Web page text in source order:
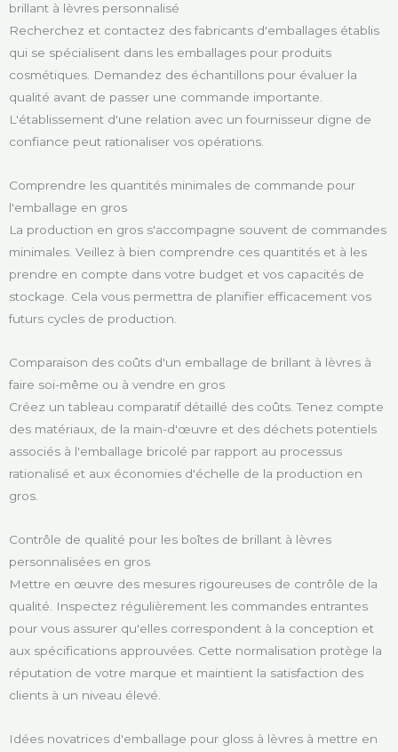
brillant à lèvres personnalisé
Recherchez et contactez des fabricants d'emballages établis
qui se spécialisent dans les emballages pour produits
cosmétiques. Demandez des échantillons pour évaluer la
qualité avant de passer une commande importante.
L'établissement d'une relation avec un fournisseur digne de
confiance peut rationaliser vos opérations.
Comprendre les quantités minimales de commande pour
l'emballage en gros
La production en gros s'accompagne souvent de commandes
minimales. Veillez à bien comprendre ces quantités et à les
prendre en compte dans votre budget et vos capacités de
stockage. Cela vous permettra de planifier efficacement vos
futurs cycles de production.
Comparaison des coûts d'un emballage de brillant à lèvres à
faire soi-même ou à vendre en gros
Créez un tableau comparatif détaillé des coûts. Tenez compte
des matériaux, de la main-d'œuvre et des déchets potentiels
associés à l'emballage bricolé par rapport au processus
rationalisé et aux économies d'échelle de la production en
gros.
Contrôle de qualité pour les boîtes de brillant à lèvres
personnalisées en gros
Mettre en œuvre des mesures rigoureuses de contrôle de la
qualité. Inspectez régulièrement les commandes entrantes
pour vous assurer qu'elles correspondent à la conception et
aux spécifications approuvées. Cette normalisation protège la
réputation de votre marque et maintient la satisfaction des
clients à un niveau élevé.
Idées novatrices d'emballage pour gloss à lèvres à mettre en